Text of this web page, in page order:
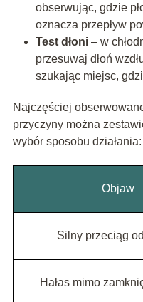
obserwując, gdzie
oznacza przepływ
Test dłoni– w
przesuwaj dłoń
szukając miejsc,
Najczęściej
przyczyny można
wybór sposobu działania:
Objaw
Silny przeciąg
Hałas mimo